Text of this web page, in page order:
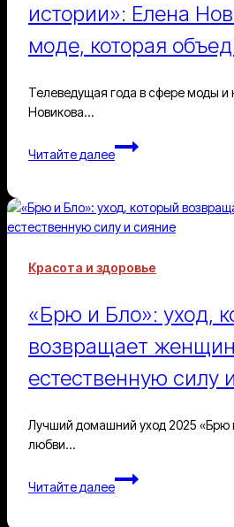
истории»: Елена
моде, которая
Телеведущая года в сфере моды и
Новикова…
Читайте далее
«За
кадром
колоссальная
подготовка
истории»:
Новикова
моде,
которая
Красота и здоровье
«Брю и Бло»: уход,
возвращает
естественную силу
Лучший домашний уход 2025 «Брю
любви…
Читайте далее
«Брю
и